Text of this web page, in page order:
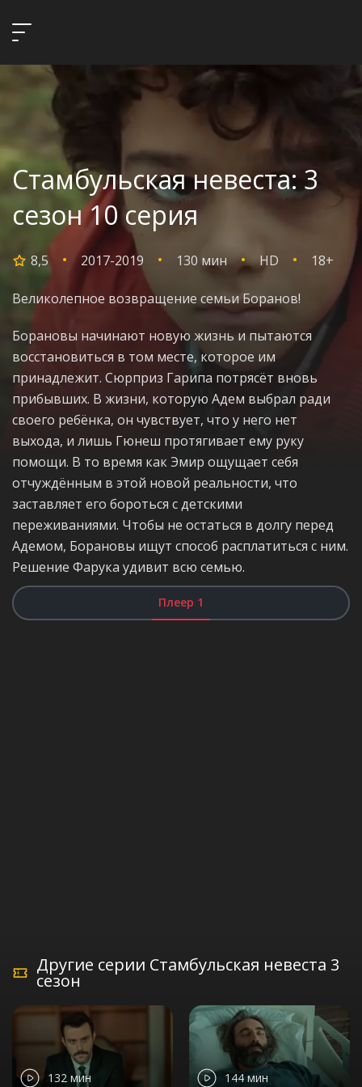
Стамбульская невеста: 3
сезон 10 серия
8,5 2017-2019 130 мин HD 18+
Великолепное возвращение семьи Боранов!
Борановы начинают новую жизнь и пытаются
восстановиться в том месте, которое им
принадлежит. Сюрприз Гарипа потрясёт вновь
прибывших. В жизни, которую Адем выбрал ради
своего ребёнка, он чувствует, что у него нет
выхода, и лишь Гюнеш протягивает ему руку
помощи. В то время как Эмир ощущает себя
отчуждённым в этой новой реальности, что
заставляет его бороться с детскими
переживаниями. Чтобы не остаться в долгу перед
Адемом, Борановы ищут способ расплатиться с ним.
Решение Фарука удивит всю семью.
Плеер 1
Другие серии Стамбульская невеста 3
сезон
132 мин 144 мин